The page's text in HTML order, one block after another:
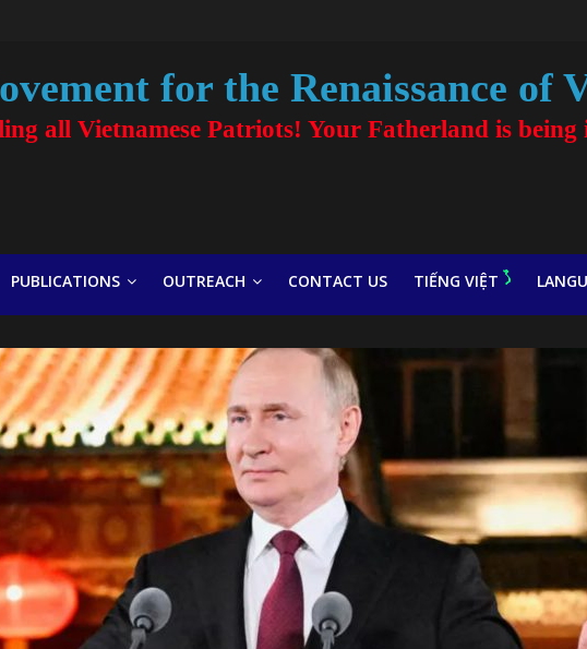
for the Renaissance of
all Vietnamese Patriots! Your Fatherland is being
PUBLICATIONS OUTREACH CONTACT US TIẾNG VIỆT